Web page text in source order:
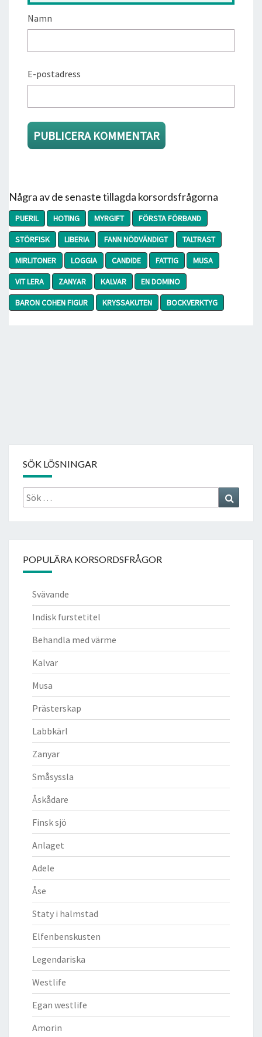
Namn
E-postadress
Några av de senaste tillagda korsordsfrågorna
PUERIL HOTING MYRGIFT
FÖRSTA FÖRBAND
STÖRFISK
LIBERIA FANN NÖDVÄNDIGT
TALTRAST
MIRLITONER
LOGGIA CANDIDE FATTIG
MUSA
VIT LERA
ZANYAR KALVAR
EN DOMINO
BARON COHEN FIGUR
KRYSSAKUTEN BOCKVERKTYG
SÖK LÖSNINGAR
Sök
efter:
POPULÄRA KORSORDSFRÅGOR
Svävande
Indisk furstetitel
Behandla med värme
Kalvar
Musa
Prästerskap
Labbkärl
Zanyar
Småsyssla
Åskådare
Finsk sjö
Anlaget
Adele
Åse
Staty i halmstad
Elfenbenskusten
Legendariska
Westlife
Egan westlife
Amorin